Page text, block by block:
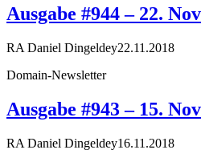
Ausgabe #944 – 22.
RA Daniel Dingeldey22.11.2018
Domain-Newsletter
Ausgabe #943 – 15.
RA Daniel Dingeldey16.11.2018